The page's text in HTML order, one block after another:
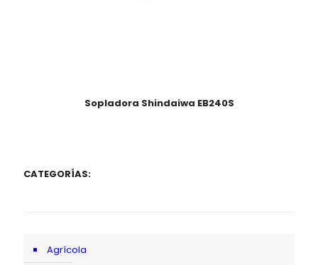
Sopladora Shindaiwa EB240S
CATEGORÍAS:
Agrícola